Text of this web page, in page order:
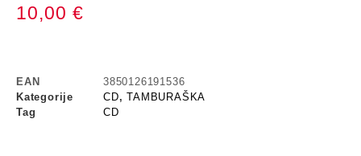
10,00 €
EAN
3850126191536
Kategorije
CD,TAMBURAŠKA
Tag
CD